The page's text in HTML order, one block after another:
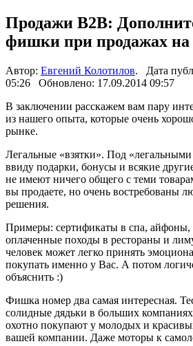
Продажи В2В:
фишки при продажах на
Автор: Евгений Колотилов. Дата
05:26 Обновлено: 17.09.2014 09:57
В заключении расскажем вам пару
из нашего опыта, которые очень
рынке.
Легальные «взятки». Под
ввиду подарки, бонусы и всякие
не имеют ничего общего с теми
вы продаете, но очень востребованы
решения.
Примеры: сертификаты в спа, айфоны,
оплаченные походы в рестораны и
человек может легко принять
покупать именно у Вас. А потом
объяснить :)
Фишка номер два самая интересная.
солидные дядьки в больших
охотно покупают у молодых и
вашей компании. Даже моторы к